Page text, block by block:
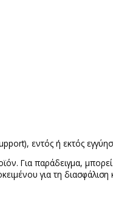
εντός ή εκτός
Για παράδειγμα,
για τη